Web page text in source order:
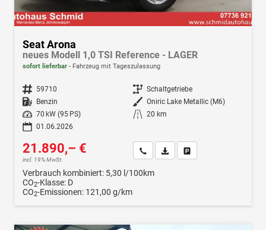
Seat Arona
neues Modell 1,0 TSI Reference - LAGER
sofort lieferbar Fahrzeug mit Tageszulassung
Fahrzeugnr. 59710 Getriebe Schaltgetriebe
Kraftstoff Benzin Außenfarbe Oniric Lake Metallic (M6)
Leistung
70 kW (95 PS) Kilometerstand 20 km
01.06.2026
21.890,– €
incl. 19% MwSt.
Wir rufen Sie anFahrzeugexposé (PDF)
Verbrauch kombiniert: 5,30 l/100km
CO2-Klasse: D
CO2-Emissionen: 121,00 g/km